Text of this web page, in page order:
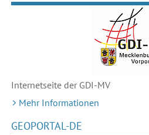
Internetseite der GDI-MV
Mehr Informationen
GEOPORTAL-DE